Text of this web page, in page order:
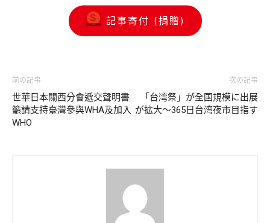
記事寄付 (捐贈)
前の記事
世華日本關西分會遞交聲明書
籲請支持臺灣參與WHA及加入
WHO
次の記事
「台湾祭」が全国規模に出展
が拡大～365日台湾夜市目指す